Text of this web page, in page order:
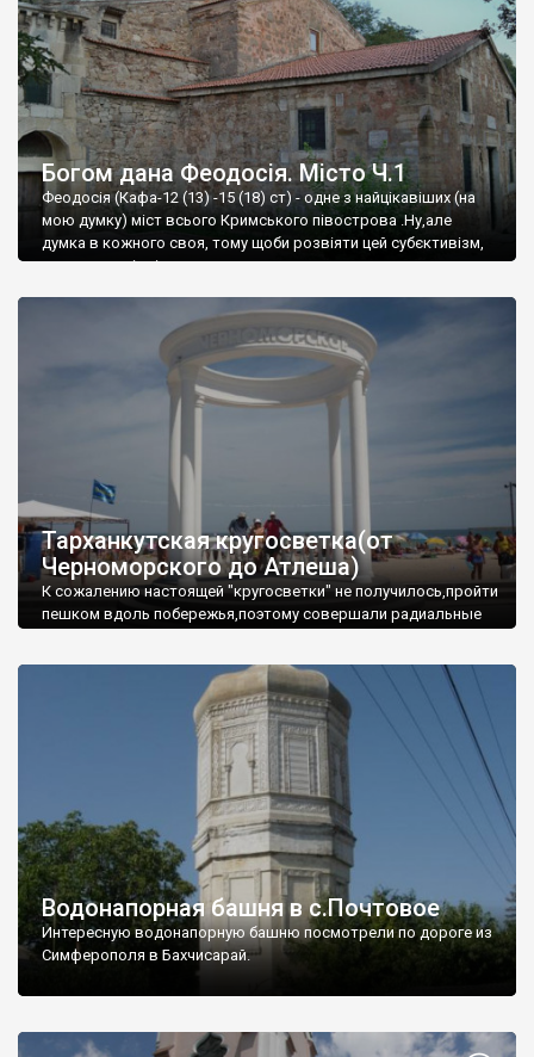
Богом дана Феодосія. Місто Ч.1
Феодосія (Кафа-12 (13) -15 (18) ст) - одне з найцікавіших (на
мою думку) міст всього Кримського півострова .Ну,але
думка в кожного своя, тому щоби розвіяти цей субєктивізм,
запрошую відвідати це
Тарханкутская кругосветка(от
Черноморского до Атлеша)
К сожалению настоящей "кругосветки" не получилось,пройти
пешком вдоль побережья,поэтому совершали радиальные
Водонапорная башня в с.Почтовое
Интересную водонапорную башню посмотрели по дороге из
Симферополя в Бахчисарай.